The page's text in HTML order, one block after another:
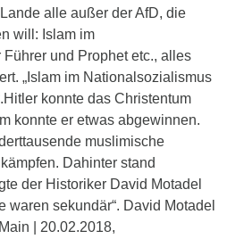
alle außer der AfD, die
will: Islam im
und Prophet etc., alles
„Islam im Nationalsozialismus
konnte das Christentum
konnte er etwas abgewinnen.
muslimische
Dahinter stand
der Historiker David Motadel
waren sekundär“. David Motadel
| 20.02.2018,